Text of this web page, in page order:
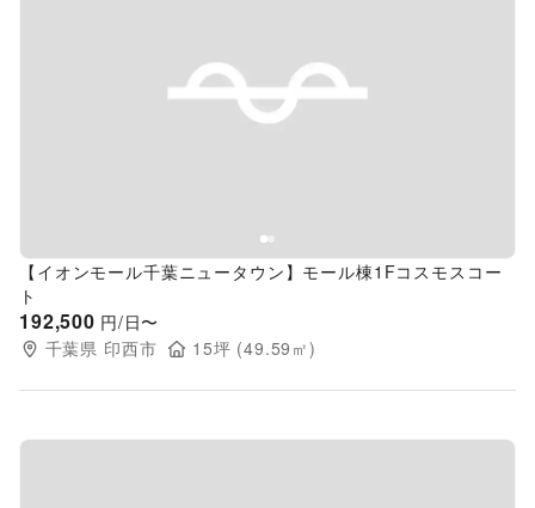
Previous slide
【イオンモール千葉ニュータウン】モール棟1Fコスモスコー
ト
192,500 円/日〜
千葉県 印西市 15坪 (49.59 ㎡)